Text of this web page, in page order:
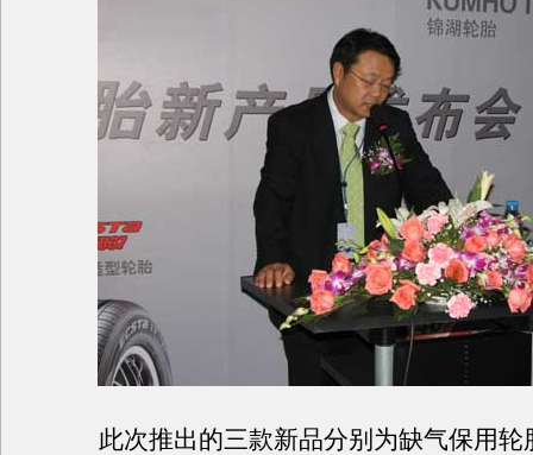
此次推出的三款新品分别为缺气保用轮